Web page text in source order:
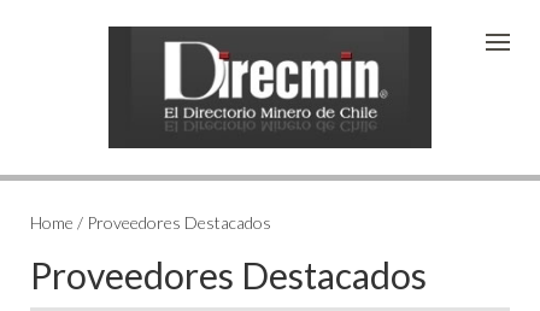
Home / Proveedores Destacados
Proveedores Destacados